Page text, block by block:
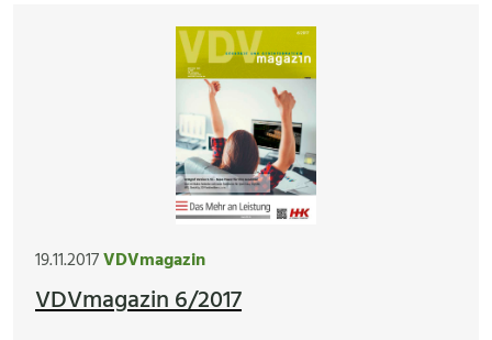
19.11.2017VDVmagazin
VDVmagazin 6/2017